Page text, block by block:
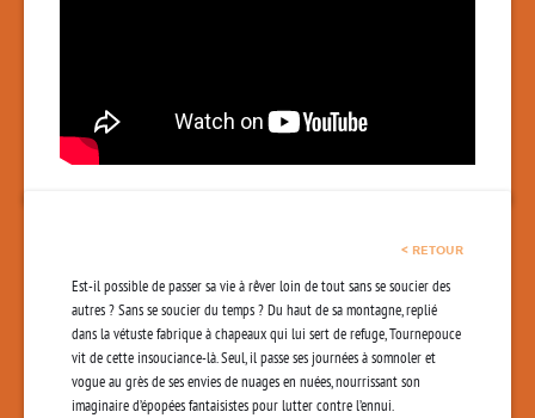
< RETOUR
Est-il possible de passer sa vie à rêver loin de tout sans se soucier des
autres ? Sans se soucier du temps ? Du haut de sa montagne, replié
dans la vétuste fabrique à chapeaux qui lui sert de refuge, Tournepouce
vit de cette insouciance-là. Seul, il passe ses journées à somnoler et
vogue au grès de ses envies de nuages en nuées, nourrissant son
imaginaire d’épopées fantaisistes pour lutter contre l’ennui.